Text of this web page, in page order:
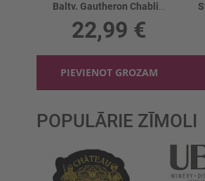
Baltv. Gautheron Chablis Vielles Vig. 12.5%
22,99 €
PIEVIENOT GROZAM
POPULĀRIE ZĪMOLI